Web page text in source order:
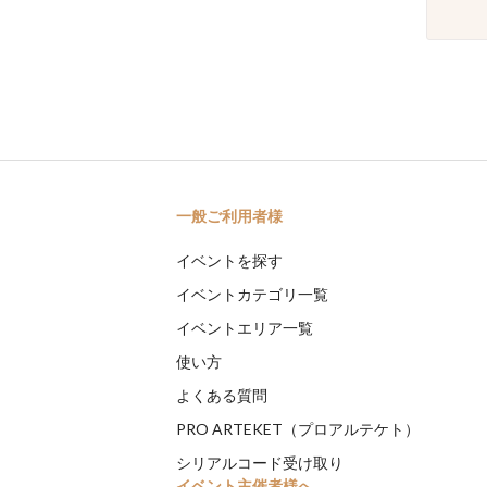
一般ご利用者様
イベントを探す
イベントカテゴリ一覧
イベントエリア一覧
使い方
よくある質問
PRO ARTEKET（プロアルテケト）
シリアルコード受け取り